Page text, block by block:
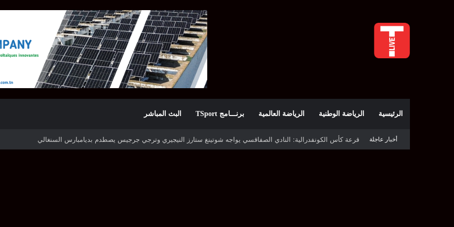
الرئيسية الرياضة الوطنية الرياضة العالمية برنـــامج TSport البث المباشر
أخبار عاجلة قرعة كأس الكونفدرالية: النادي الصفاقسي يواجه شوتينغ ستارز النيجيري وترجي جرجيس يصطدم بديامبارس السنغالي